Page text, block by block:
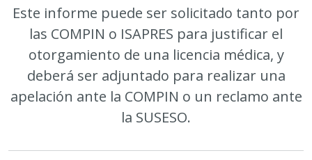
Este informe puede ser solicitado tanto por
las COMPIN o ISAPRES para justificar el
otorgamiento de una licencia médica, y
deberá ser adjuntado para realizar una
apelación ante la COMPIN o un reclamo ante
la SUSESO.